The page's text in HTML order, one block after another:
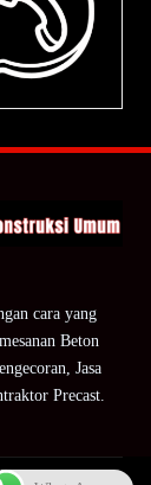
cara yang
Beton
Jasa
Precast.